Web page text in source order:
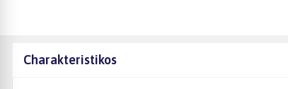
Charakteristikos